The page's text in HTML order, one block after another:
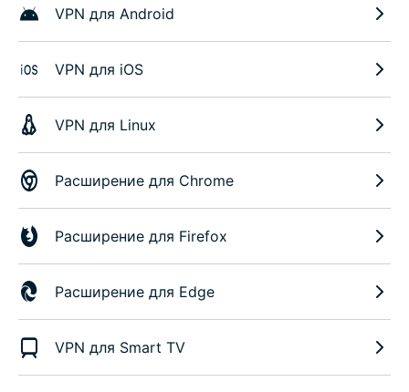
VPN для Android
VPN для iOS
VPN для Linux
Расширение для Chrome
Расширение для Firefox
Расширение для Edge
VPN для Smart TV